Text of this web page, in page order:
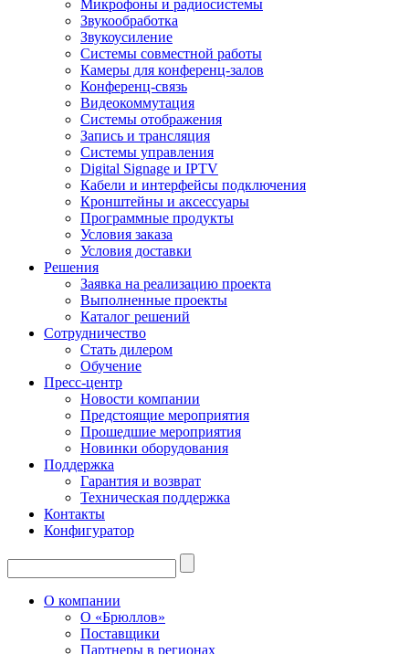
Микрофоны и радиосистемы
Звукообработка
Звукоусиление
Системы совместной работы
Камеры для конференц-залов
Конференц-связь
Видеокоммутация
Системы отображения
Запись и трансляция
Системы управления
Digital Signage и IPTV
Кабели и интерфейсы подключения
Кронштейны и аксессуары
Программные продукты
Условия заказа
Условия доставки
Решения
Заявка на реализацию проекта
Выполненные проекты
Каталог решений
Сотрудничество
Стать дилером
Обучение
Пресс-центр
Новости компании
Предстоящие мероприятия
Прошедшие мероприятия
Новинки оборудования
Поддержка
Гарантия и возврат
Техническая поддержка
Контакты
Конфигуратор
О компании
О «Брюллов»
Поставщики
Партнеры в регионах